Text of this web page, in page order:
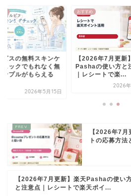
ビスの無料スキンケ
ェックでもれなく無
ンプルがもらえる
2026年5月15日
おすすめ
【2026年7月更新
Pashaの使い方と
｜レシートで楽...
2026
【2026年7
トの応募方
【2026年7月更新】楽天Pashaの使い
と注意点｜レシートで楽天ポイ...